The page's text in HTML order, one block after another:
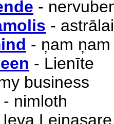
-
-
- ņam ņam
- Lienīte
business
- nimloth
Leinasare